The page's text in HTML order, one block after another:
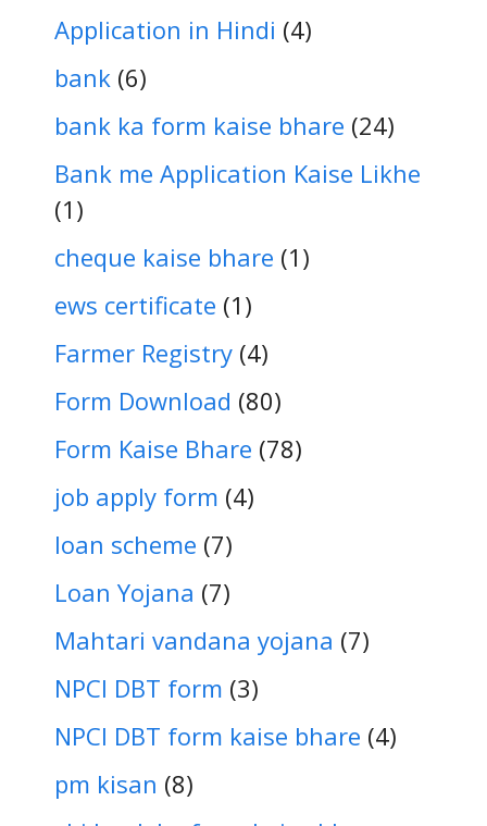
Application in Hindi (4)
bank (6)
bank ka form kaise bhare (24)
Bank me Application Kaise Likhe
(1)
cheque kaise bhare (1)
ews certificate (1)
Farmer Registry (4)
Form Download (80)
Form Kaise Bhare (78)
job apply form (4)
loan scheme (7)
Loan Yojana (7)
Mahtari vandana yojana (7)
NPCI DBT form (3)
NPCI DBT form kaise bhare (4)
pm kisan (8)